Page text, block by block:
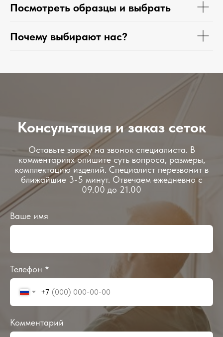
Посмотреть образцы и выбрать
Почему выбирают нас?
Консультация и заказ сеток
Оставьте заявку на звонок специалиста. В
комментариях опишите суть вопроса, размеры,
комплектацию изделий. Специалист перезвонит в
ближайшие 3-5 минут. Отвечаем ежедневно с
09.00 до 21.00
Ваше имя
Телефон *
+7
Комментарий